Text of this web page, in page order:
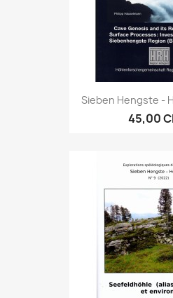
Sieben Hengste -
45,00